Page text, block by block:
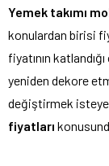
Yemek takımı
konulardan birisi
fiyatının
yeniden dekore
değiştirmek
fiyatları